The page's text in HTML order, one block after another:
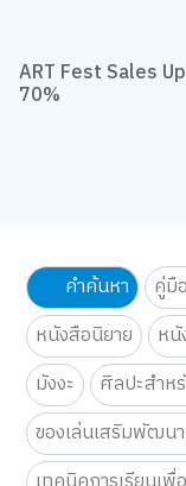
ART Fest Sales Up
คำค้นหา คู่มื
หนังสือนิยาย
ห
มังงะ
ศิลปะสำห
ของเล่นเสริมพัฒน